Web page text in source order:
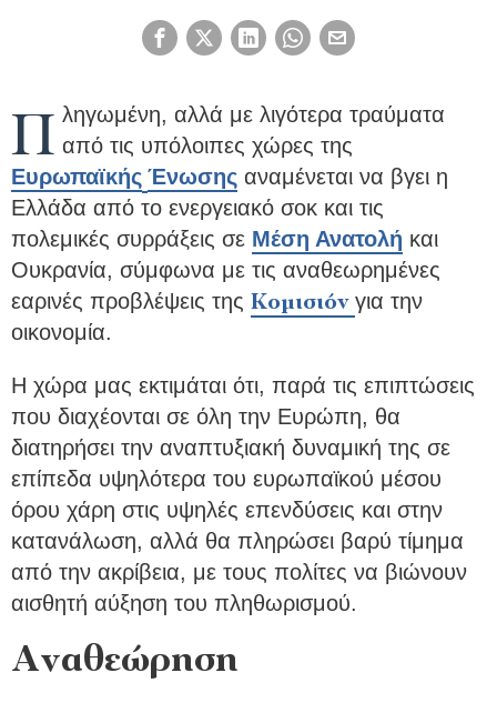
Π ληγωμένη, αλλά με λιγότερα τραύματα
από τις υπόλοιπες χώρες της
Ευρωπαϊκής Ένωσης αναμένεται να βγει η
Ελλάδα από το ενεργειακό σοκ και τις
πολεμικές συρράξεις σε Μέση Ανατολή και
Ουκρανία, σύμφωνα με τις αναθεωρημένες
εαρινές προβλέψεις της Κομισιόν για την
οικονομία.
Η χώρα μας εκτιμάται ότι, παρά τις επιπτώσεις
που διαχέονται σε όλη την Ευρώπη, θα
διατηρήσει την αναπτυξιακή δυναμική της σε
επίπεδα υψηλότερα του ευρωπαϊκού μέσου
όρου χάρη στις υψηλές επενδύσεις και στην
κατανάλωση, αλλά θα πληρώσει βαρύ τίμημα
από την ακρίβεια, με τους πολίτες να βιώνουν
αισθητή αύξηση του πληθωρισμού.
Αναθεώρηση